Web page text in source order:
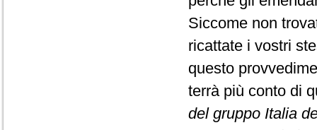
Siccome non
ricattate i vostri
questo
terrà più conto di
del gruppo Italia